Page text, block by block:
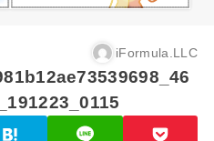
iFormula.LLC